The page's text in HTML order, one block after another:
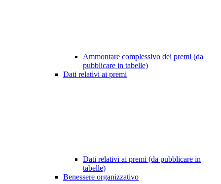
Ammontare complessivo dei premi (da
pubblicare in tabelle)
Dati relativi ai premi
Dati relativi ai premi (da pubblicare in
tabelle)
Benessere organizzativo